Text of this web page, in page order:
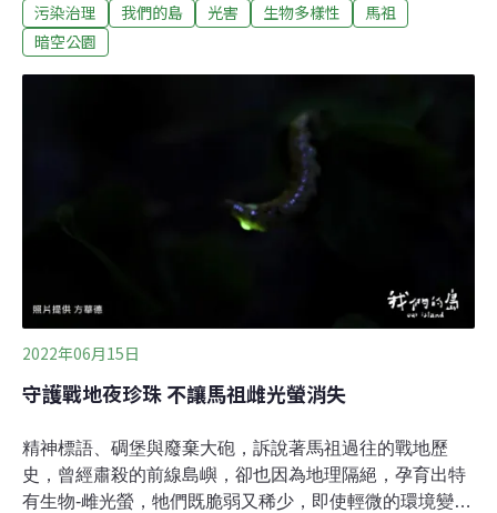
島，過去居民主要以漁業維生，島上最多曾有兩百多人居
住，隨著漁業沒落，居民陸續搬遷，目前島上已無人常
許說「暗點」更合適，因為它可能成為台灣第二座國際暗
空公園。走向國際暗空公園之路暗空公園認證制度，是由
非營利組織國際暗空協會（IDA）所建立，目標是在光害
越來越嚴重的現代，保留純淨夜空。點開全球光害地圖，
顏色接近紅、黃色的區域，代表光害越嚴重，而西引、大
的銀河照片，也證明這裡確實有極佳的星空品
污染治理 我們的島 光害 生物多樣性
馬祖
暗空公園
2022年06月15日
守護戰地夜珍珠 不讓馬祖雌光螢消失
精神標語、碉堡與廢棄大砲，訴說著馬祖過往的戰地歷
史，曾經肅殺的前線島嶼，卻也因為地理隔絕，孕育出特
有生物-雌光螢，牠們既脆弱又稀少，即使輕微的環境變